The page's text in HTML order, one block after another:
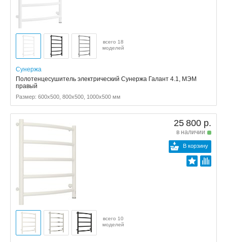
всего 18
моделей
Сунержа
Полотенцесушитель электрический Сунержа Галант 4.1, МЭМ
правый
Размер: 600x500, 800x500, 1000x500 мм
25 800 р.
в наличии
В корзину
всего 10
моделей